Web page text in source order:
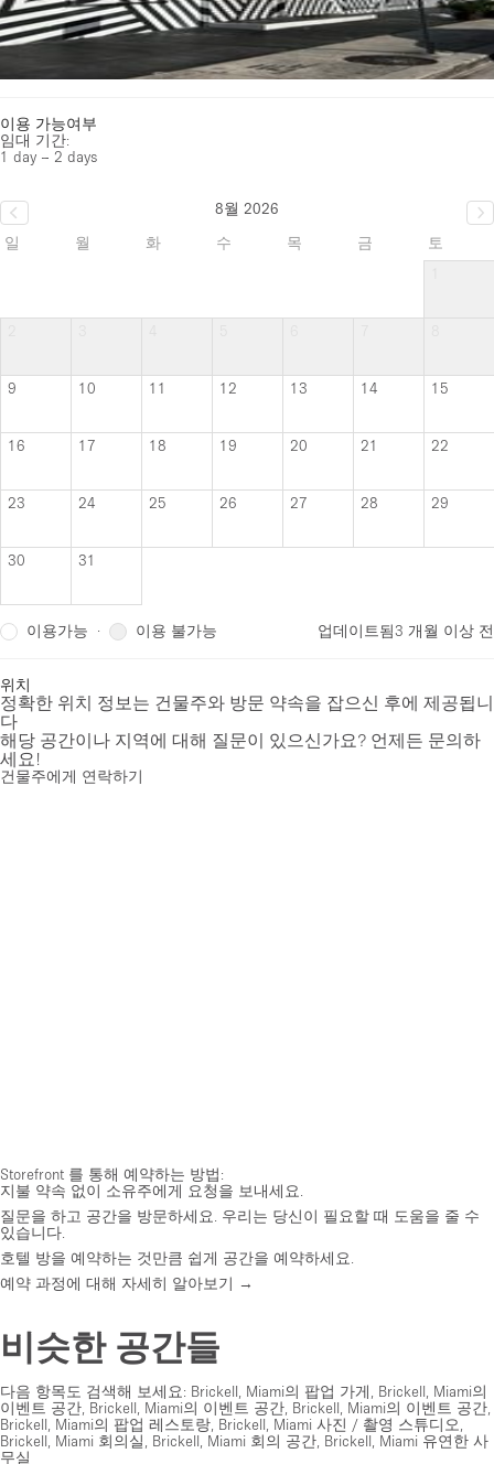
이용 가능여부
임대 기간:
1 day – 2 days
8월 2026
일
월 화 수 목 금
토
9 10 11 12 13 14 15
16 17 18 19 20 21 22
23 24 25 26 27 28 29
30 31
이용가능 · 이용 불가능 업데이트됨3 개월 이상 전
위치
정확한 위치 정보는 건물주와 방문 약속을 잡으신 후에 제공됩니
다
해당 공간이나 지역에 대해 질문이 있으신가요? 언제든 문의하
세요!
건물주에게 연락하기
Storefront 를 통해 예약하는 방법:
지불 약속 없이 소유주에게 요청을 보내세요.
질문을 하고 공간을 방문하세요. 우리는 당신이 필요할 때 도움을 줄 수
있습니다.
호텔 방을 예약하는 것만큼 쉽게 공간을 예약하세요.
예약 과정에 대해 자세히 알아보기 →
비슷한 공간들
다음 항목도 검색해 보세요: Brickell, Miami의 팝업 가게
Brickell, Miami의
이벤트 공간 Brickell, Miami의 이벤트 공간 Brickell, Miami의 이벤트 공간
Brickell, Miami의 팝업 레스토랑 Brickell, Miami 사진 / 촬영 스튜디오
Brickell, Miami 회의실
Brickell, Miami 회의 공간 Brickell, Miami 유연한 사
무실